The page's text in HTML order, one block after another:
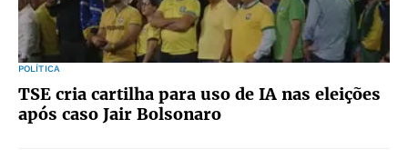
POLÍTICA
TSE cria cartilha para uso de IA nas eleições
após caso Jair Bolsonaro